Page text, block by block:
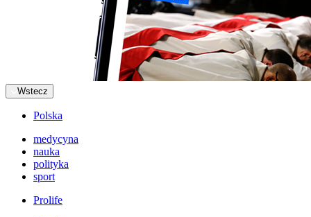
Wstecz
Polska
medycyna
nauka
polityka
sport
Prolife